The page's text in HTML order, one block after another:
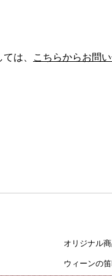
は、 こちらからお問
オリジナル
ウィーンの笛